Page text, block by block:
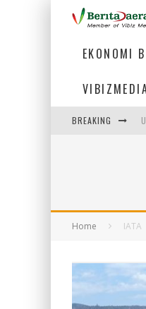
EKONOMI
BREAKING
Home IATA